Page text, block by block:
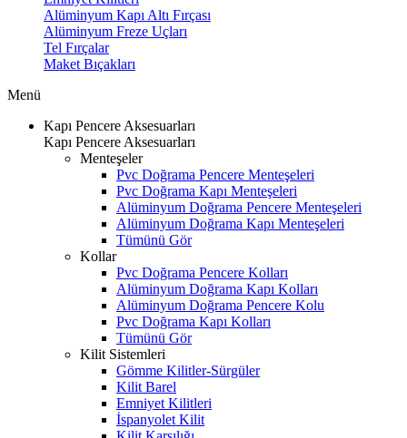
Alüminyum Kapı Altı Fırçası
Alüminyum Freze Uçları
Tel Fırçalar
Maket Bıçakları
Menü
Kapı Pencere Aksesuarları
Kapı Pencere Aksesuarları
Menteşeler
Pvc Doğrama Pencere Menteşeleri
Pvc Doğrama Kapı Menteşeleri
Alüminyum Doğrama Pencere Menteşeleri
Alüminyum Doğrama Kapı Menteşeleri
Tümünü Gör
Kollar
Pvc Doğrama Pencere Kolları
Alüminyum Doğrama Kapı Kolları
Alüminyum Doğrama Pencere Kolu
Pvc Doğrama Kapı Kolları
Tümünü Gör
Kilit Sistemleri
Gömme Kilitler-Sürgüler
Kilit Barel
Emniyet Kilitleri
İspanyolet Kilit